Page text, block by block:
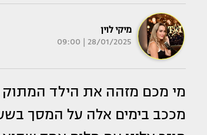
מיקי לוין
28/01/2025 | 09:00
מי מכם מזהה את הילד
מככב בימים אלה על המסך